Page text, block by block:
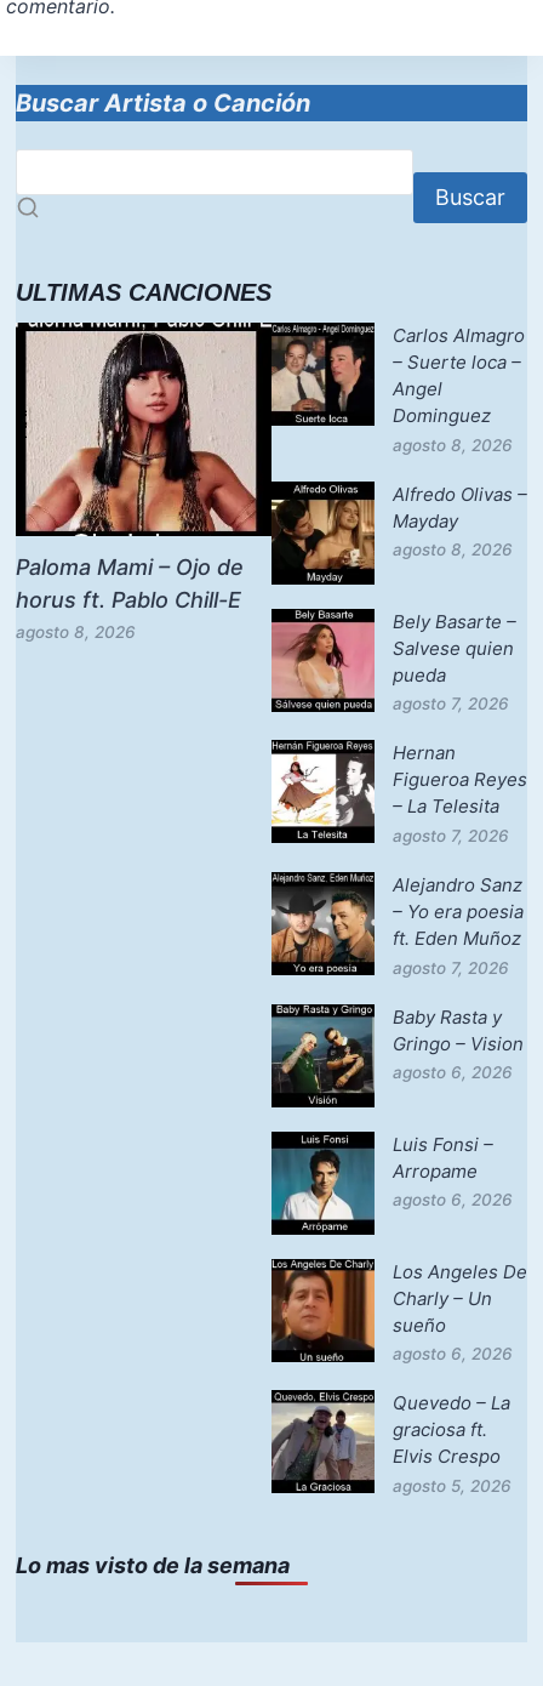
comentario.
Buscar Artista o Canción
Buscar
ULTIMAS CANCIONES
Paloma Mami – Ojo de
horus ft. Pablo Chill-E
agosto 8, 2026
Carlos Almagro
– Suerte loca –
Angel
Dominguez
agosto 8, 2026
Alfredo Olivas –
Mayday
agosto 8, 2026
Bely Basarte –
Salvese quien
pueda
agosto 7, 2026
Hernan
Figueroa Reyes
– La Telesita
agosto 7, 2026
Alejandro Sanz
– Yo era poesia
ft. Eden Muñoz
agosto 7, 2026
Baby Rasta y
Gringo – Vision
agosto 6, 2026
Luis Fonsi –
Arropame
agosto 6, 2026
Los Angeles De
Charly – Un
sueño
agosto 6, 2026
Quevedo – La
graciosa ft.
Elvis Crespo
agosto 5, 2026
Lo mas visto de la semana